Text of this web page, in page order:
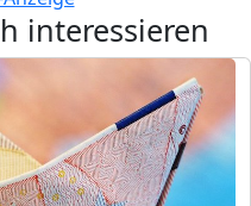
interessieren